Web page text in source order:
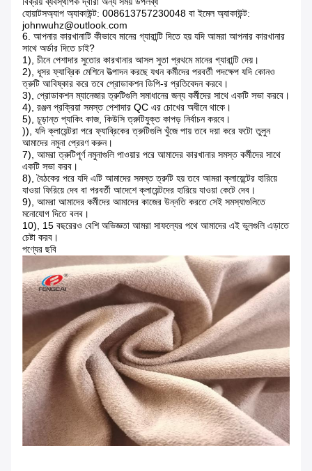
হোয়াটসঅ্যাপ অ্যাকাউন্ট: 008613757230048 বা ইমেল অ্যাকাউন্ট:
johnwuhz@outlook.com
6. আপনার কারখানাটি কীভাবে মানের গ্যারান্টি দিতে হয় যদি আমরা আপনার কারখানার
সাথে অর্ডার দিতে চাই?
1), চীনে পেশাদার সুতোর কারখানার আসল সুতা প্রথমে মানের গ্যারান্টি দেয়।
2), ধূসর ফ্যাব্রিক মেশিনে উত্পাদন করছে যখন কর্মীদের পরবর্তী পদক্ষেপ যদি কোনও
ত্রুটি আবিষ্কার করে তবে প্রোডাকশন ডিপি-র প্রতিবেদন করবে।
3), প্রোডাকশন ম্যানেজার ত্রুটিগুলি সমাধানের জন্য কর্মীদের সাথে একটি সভা করবে।
4), রঞ্জন প্রক্রিয়া সমস্ত পেশাদার QC এর চোখের অধীনে থাকে।
5), চূড়ান্ত প্যাকিং কাজ, কিউসি ত্রুটিযুক্ত কাপড় নির্বাচন করবে।
)), যদি ক্লায়েন্টরা পরে ফ্যাব্রিকের ত্রুটিগুলি খুঁজে পায় তবে দয়া করে ফটো তুলুন
আমাদের নমুনা প্রেরণ করুন।
7), আমরা ত্রুটিপূর্ণ নমুনাগুলি পাওয়ার পরে আমাদের কারখানার সমস্ত কর্মীদের সাথে
একটি সভা করব।
8), বৈঠকের পরে যদি এটি আমাদের সমস্ত ত্রুটি হয় তবে আমরা ক্লায়েন্টের হারিয়ে
যাওয়া ফিরিয়ে দেব বা পরবর্তী আদেশে ক্লায়েন্টদের হারিয়ে যাওয়া কেটে দেব।
9), আমরা আমাদের কর্মীদের আমাদের কাজের উন্নতি করতে সেই সমস্যাগুলিতে
মনোযোগ দিতে বলব।
10), 15 বছরেরও বেশি অভিজ্ঞতা আমরা সাফল্যের পথে আমাদের এই ভুলগুলি এড়াতে
চেষ্টা করব।
পণ্যের ছবি